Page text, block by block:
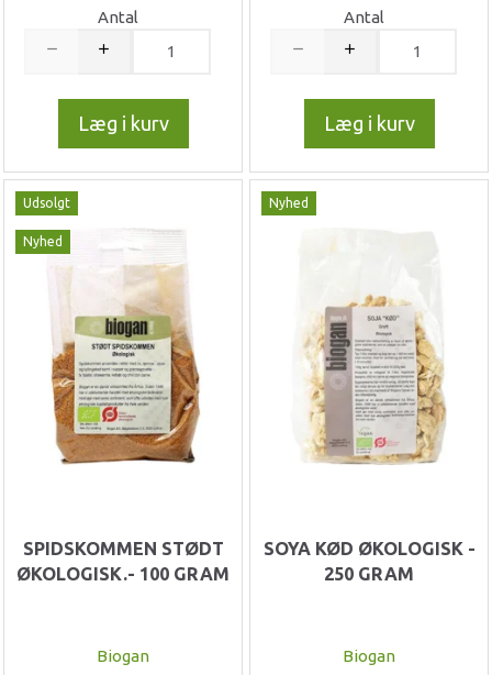
Antal
Læg i kurv
Antal
Læg i kurv
Udsolgt
Nyhed
SPIDSKOMMEN STØDT
ØKOLOGISK.- 100 GRAM
Biogan
Nyhed
SOYA KØD ØKOLOGISK -
250 GRAM
Biogan